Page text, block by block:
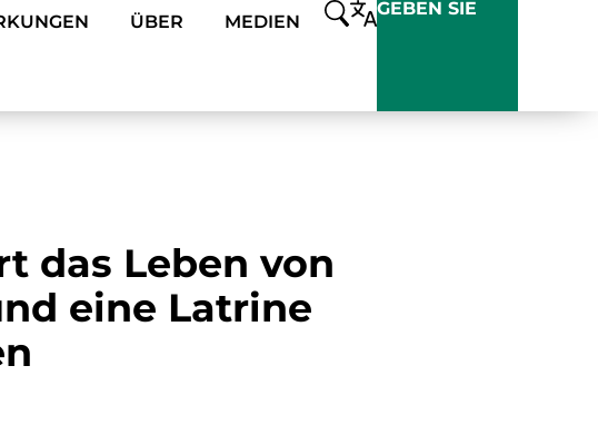
ÜBER MEDIEN
GEBEN SIE
das Leben von
eine Latrine